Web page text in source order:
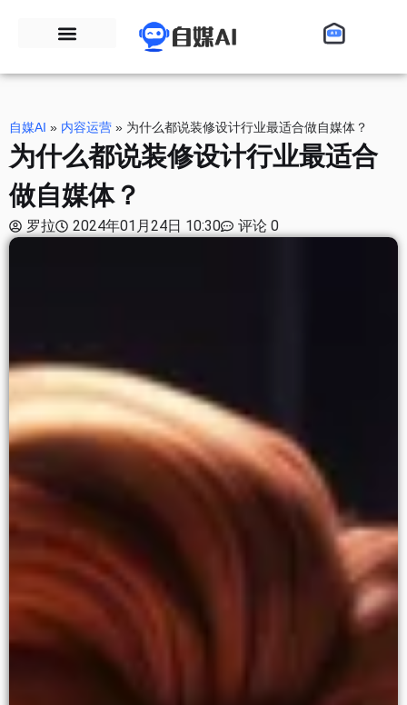
自媒AI » 内容运营 » 为什么都说装修设计行业最适合做自媒体？
为什么都说装修设计行业最适合
做自媒体？
罗拉 2024年01月24日 10:30 评论 0